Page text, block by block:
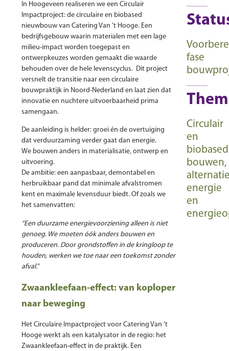
In Hoogeveen realiseren we een Circulair
Impactproject: de circulaire en biobased
nieuwbouw van Catering Van ’t Hooge. Een
bedrijfsgebouw waarin materialen met een lage
milieu-impact worden toegepast en
ontwerpkeuzes worden gemaakt die waarde
behouden over de hele levenscyclus. Dit project
versnelt de transitie naar een circulaire
bouwpraktijk in Noord-Nederland en laat zien dat
innovatie en nuchtere uitvoerbaarheid prima
samengaan.
De aanleiding is helder: groei én de overtuiging
dat verduurzaming verder gaat dan energie.
We bouwen anders in materialisatie, ontwerp en
uitvoering.
De ambitie: een aanpasbaar, demontabel en
herbruikbaar pand dat minimale afvalstromen
kent en maximale levensduur biedt. Of zoals we
het samenvatten:
“Een duurzame energievoorziening alleen is niet
genoeg. We moeten óók anders bouwen en
produceren. Door grondstoffen in de kringloop te
houden, werken we toe naar een toekomst zonder
afval.”
Zwaankleefaan-effect: van koploper
naar beweging
Het Circulaire Impactproject voor Catering Van ’t
Hooge werkt als een katalysator in de regio: het
Zwaankleefaan-effect in de praktijk. Een
fase
Circulair
en
biobased
bouwen,
energie
en